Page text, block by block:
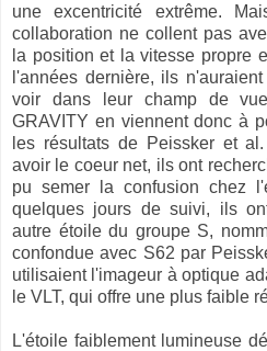
une excentricité extrême.
collaboration ne collent pas
la position et la vitesse propre
l'années dernière, ils
voir dans leur champ de
GRAVITY en viennent donc à
les résultats de Peissker et
avoir le coeur net, ils ont
pu semer la confusion chez
quelques jours de suivi, ils
autre étoile du groupe S,
confondue avec S62 par
utilisaient l'imageur à optique
le VLT, qui offre une plus faible
L'étoile faiblement lumineuse